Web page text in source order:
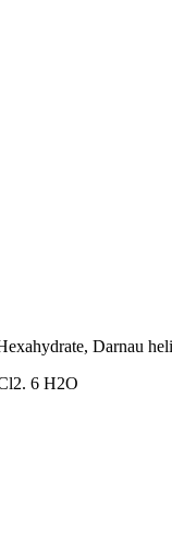
Darnau
6 H2O